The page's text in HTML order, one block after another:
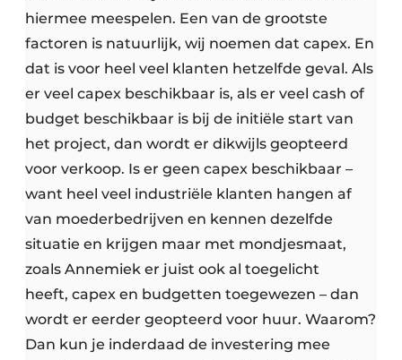
hiermee meespelen. Een van de grootste
factoren is natuurlijk, wij noemen dat capex. En
dat is voor heel veel klanten hetzelfde geval. Als
er veel capex beschikbaar is, als er veel cash of
budget beschikbaar is bij de initiële start van
het project, dan wordt er dikwijls geopteerd
voor verkoop. Is er geen capex beschikbaar –
want heel veel industriële klanten hangen af
van moederbedrijven en kennen dezelfde
situatie en krijgen maar met mondjesmaat,
zoals Annemiek er juist ook al toegelicht
heeft, capex en budgetten toegewezen – dan
wordt er eerder geopteerd voor huur. Waarom?
Dan kun je inderdaad de investering mee